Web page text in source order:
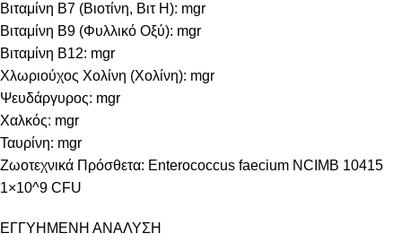
Βιταμίνη B7 (Βιοτίνη, Βιτ Η): mgr
Βιταμίνη B9 (Φυλλικό Οξύ): mgr
Βιταμίνη B12: mgr
Χλωριούχος Χολίνη (Χολίνη): mgr
Ψευδάργυρος: mgr
Χαλκός: mgr
Ταυρίνη: mgr
Ζωοτεχνικά Πρόσθετα: Enterococcus faecium NCIMB 10415
1×10^9 CFU
ΕΓΓΥΗΜΕΝΗ ΑΝΑΛΥΣΗ